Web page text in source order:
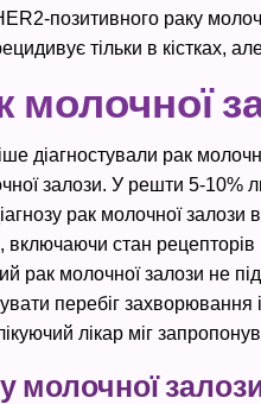
позитивного раку
тільки в кістках, але
рак
залози. У решти 5-10%
рак молочної залози
стан
рак молочної залози не
перебіг
лікар міг
молочної